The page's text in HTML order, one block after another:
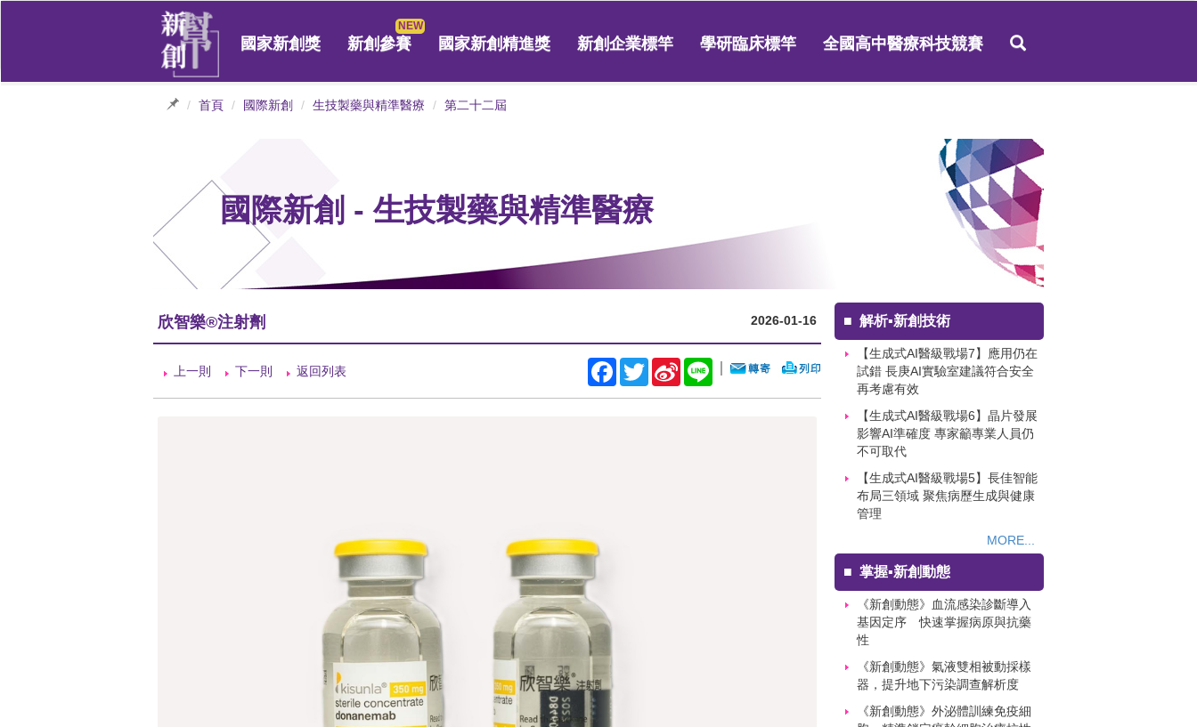
國家新創獎 新創參賽 國家新創精進獎 新創企業標竿 學研臨床標竿 全國高中醫療科技競賽
首頁 國際新創 生技製藥與精準醫療 第二十二屆
國際新創 - 生技製藥與精準醫療
欣智樂®注射劑 2026-01-16
上一則 下一則 返回列表 Facebook
TwitterSina
Weibo
Line
■ 解析▪新創技術
【生成式AI醫級戰場7】應用仍在
試錯 長庚AI實驗室建議符合安全
再考慮有效
【生成式AI醫級戰場6】晶片發展
影響AI準確度 專家籲專業人員仍
不可取代
【生成式AI醫級戰場5】長佳智能
布局三領域 聚焦病歷生成與健康
管理
MORE...
■ 掌握▪新創動態
《新創動態》血流感染診斷導入
基因定序 快速掌握病原與抗藥
性
《新創動態》氣液雙相被動採樣
器，提升地下污染調查解析度
《新創動態》外泌體訓練免疫細